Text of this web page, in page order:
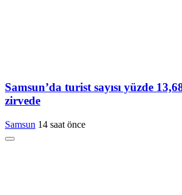
Samsun’da turist sayısı yüzde
zirvede
Samsun 14 saat önce